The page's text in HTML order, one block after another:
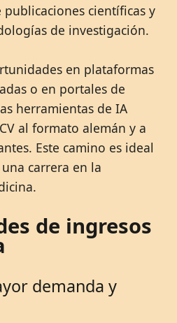
científicas y
de investigación.
en plataformas
o en portales de
herramientas de IA
al formato alemán y a
Este camino es ideal
carrera en la
de ingresos
demanda y